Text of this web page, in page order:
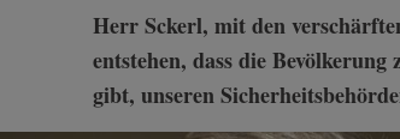
Herr Sckerl, mit den
entstehen, dass die
gibt, unseren